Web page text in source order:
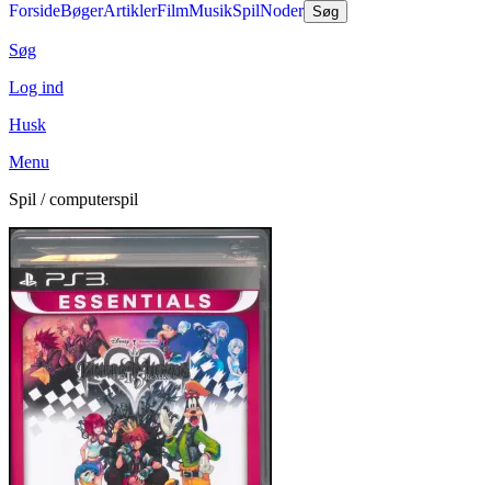
ForsideBøgerArtiklerFilmMusikSpilNoder Søg
Søg
Log ind
Husk
Menu
Spil / computerspil